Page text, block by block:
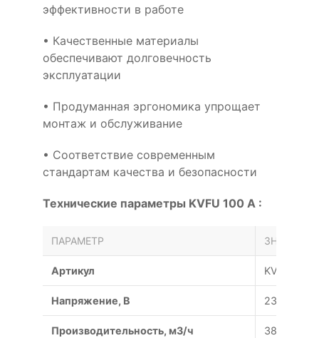
эффективности в работе
• Качественные материалы
обеспечивают долговечность
эксплуатации
• Продуманная эргономика упрощает
монтаж и обслуживание
• Соответствие современным
стандартам качества и безопасности
Технические параметры KVFU 100 A :
ПАРАМЕТР ЗНАЧЕНИЕ
Артикул KVFU 100
Напряжение, В 230/50
Производительность, м3/ч 380